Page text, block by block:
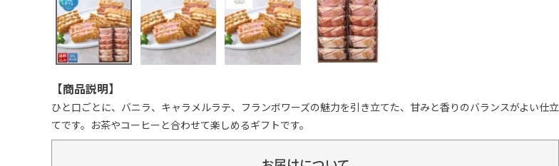
【商品説明】
ひと口ごとに、バニラ、キャラメルラテ、フランボワーズの魅力を引き立てた、甘みと香りのバランスがよい仕立
てです。お茶やコーヒーと合わせて楽しめるギフトです。